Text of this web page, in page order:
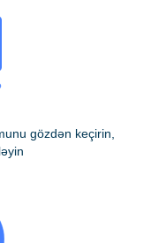
gözdən keçirin,